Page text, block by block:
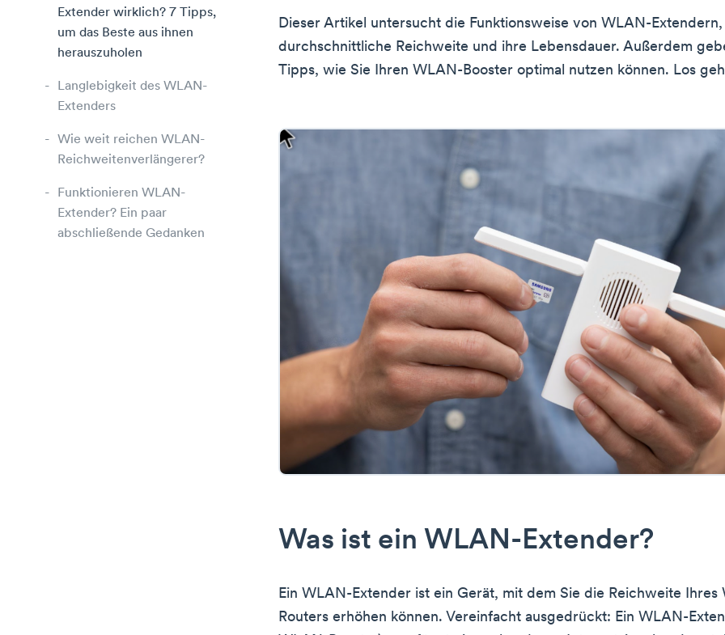
Extender wirklich? 7 Tipps,
um das Beste aus ihnen
herauszuholen
Langlebigkeit des WLAN-
Extenders
Wie weit reichen WLAN-
Reichweitenverlängerer?
Funktionieren WLAN-
Extender? Ein paar
abschließende Gedanken
Dieser Artikel untersucht die Funktionsweise von WLAN-
durchschnittliche Reichweite und ihre Lebensdauer. Außerdem
Tipps, wie Sie Ihren WLAN-Booster optimal nutzen können. Los
Was ist ein WLAN-Extender?
Ein WLAN-Extender ist ein Gerät, mit dem Sie die Reichweite Ihres
Routers erhöhen können. Vereinfacht ausgedrückt: Ein WLAN-